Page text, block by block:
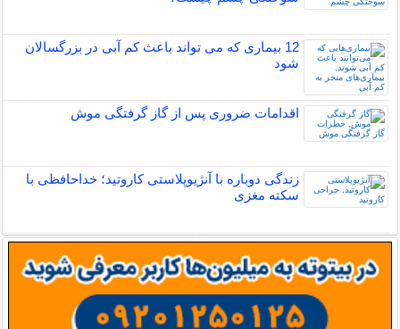
12 بیماری که می تواند باعث کم آبی در بزرگسالان
شود
اقدامات ضروری پس از گاز گرفتگی موش
زندگی دوباره با آنژیوپلاستی کاروتید؛ خداحافظی با
سکته مغزی